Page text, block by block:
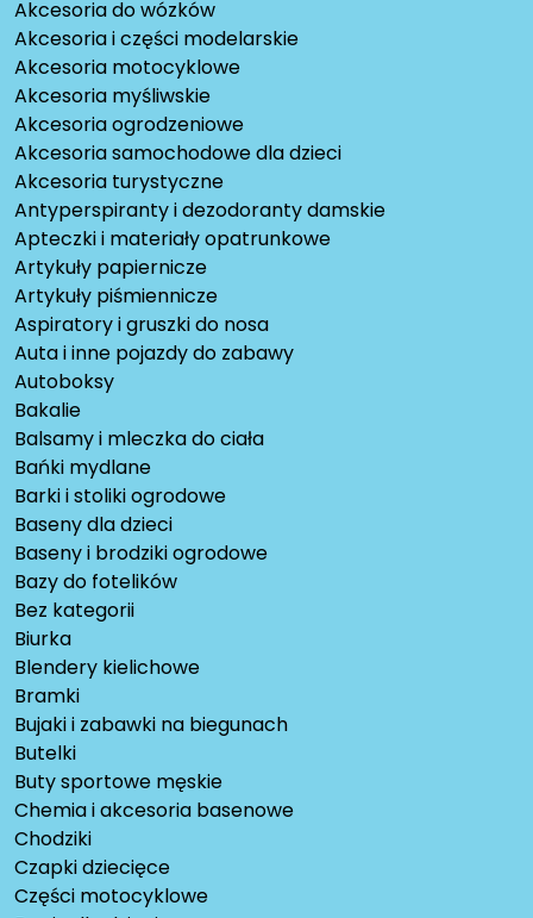
Akcesoria do wózków
Akcesoria i części modelarskie
Akcesoria motocyklowe
Akcesoria myśliwskie
Akcesoria ogrodzeniowe
Akcesoria samochodowe dla dzieci
Akcesoria turystyczne
Antyperspiranty i dezodoranty damskie
Apteczki i materiały opatrunkowe
Artykuły papiernicze
Artykuły piśmiennicze
Aspiratory i gruszki do nosa
Auta i inne pojazdy do zabawy
Autoboksy
Bakalie
Balsamy i mleczka do ciała
Bańki mydlane
Barki i stoliki ogrodowe
Baseny dla dzieci
Baseny i brodziki ogrodowe
Bazy do fotelików
Bez kategorii
Biurka
Blendery kielichowe
Bramki
Bujaki i zabawki na biegunach
Butelki
Buty sportowe męskie
Chemia i akcesoria basenowe
Chodziki
Czapki dziecięce
Części motocyklowe